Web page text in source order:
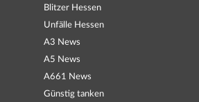
Blitzer Hessen
Unfälle Hessen
A3 News
A5 News
A661 News
Günstig tanken